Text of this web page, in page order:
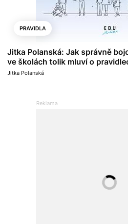
PRAVIDLA
Jitka Polanská: Jak správně
ve školách tolik mluví o
Jitka Polanská